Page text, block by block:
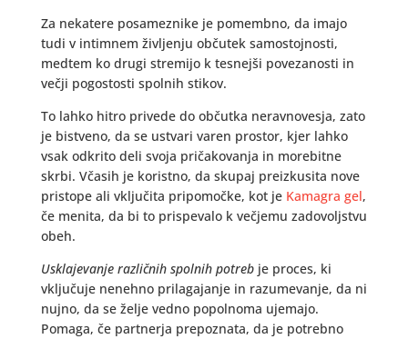
Za nekatere posameznike je pomembno, da imajo
tudi v intimnem življenju občutek samostojnosti,
medtem ko drugi stremijo k tesnejši povezanosti in
večji pogostosti spolnih stikov.
To lahko hitro privede do občutka neravnovesja, zato
je bistveno, da se ustvari varen prostor, kjer lahko
vsak odkrito deli svoja pričakovanja in morebitne
skrbi. Včasih je koristno, da skupaj preizkusita nove
pristope ali vključita pripomočke, kot je Kamagra gel,
če menita, da bi to prispevalo k večjemu zadovoljstvu
obeh.
Usklajevanje različnih spolnih potrebje proces, ki
vključuje nenehno prilagajanje in razumevanje, da ni
nujno, da se želje vedno popolnoma ujemajo.
Pomaga, če partnerja prepoznata, da je potrebno